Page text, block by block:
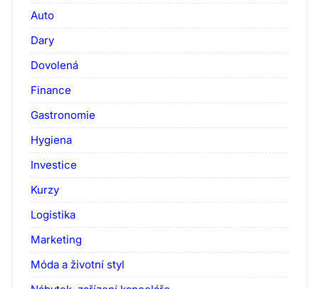
Auto
Dary
Dovolená
Finance
Gastronomie
Hygiena
Investice
Kurzy
Logistika
Marketing
Móda a životní styl